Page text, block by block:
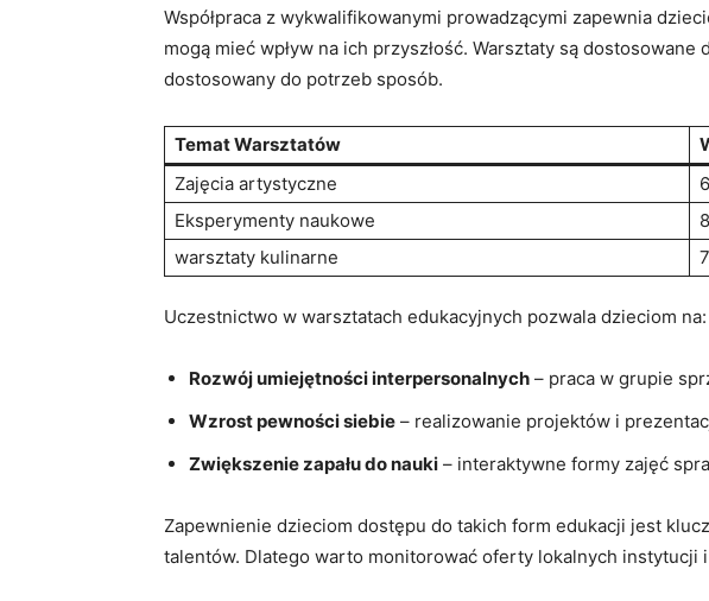
Współpraca z ⁣wykwalifikowanymi‍ prowadzącymi zapewnia⁣
mogą ⁣mieć wpływ na ich⁢ przyszłość. Warsztaty​ są
dostosowany ⁢do potrzeb sposób.
Temat⁢ Warsztatów
Zajęcia artystyczne
Eksperymenty naukowe
warsztaty kulinarne
Uczestnictwo w warsztatach edukacyjnych pozwala dzieciom na:
Rozwój umiejętności interpersonalnych –⁢ praca w grupie
Wzrost pewności siebie – realizowanie projektów i
Zwiększenie ⁢zapału do nauki – interaktywne formy zajęć
Zapewnienie dzieciom dostępu do takich form edukacji jest
talentów. Dlatego warto ⁤monitorować oferty ⁣lokalnych instytucji